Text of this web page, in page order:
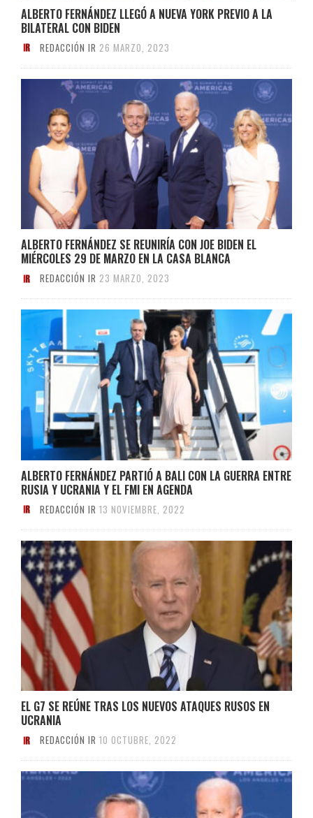
ALBERTO FERNÁNDEZ LLEGÓ A NUEVA YORK PREVIO A LA
BILATERAL CON BIDEN
REDACCIÓN IR 26 MARZO, 2023
ALBERTO FERNÁNDEZ SE REUNIRÍA CON JOE BIDEN EL
MIÉRCOLES 29 DE MARZO EN LA CASA BLANCA
REDACCIÓN IR 23 MARZO, 2023
ALBERTO FERNÁNDEZ PARTIÓ A BALI CON LA GUERRA ENTRE
RUSIA Y UCRANIA Y EL FMI EN AGENDA
REDACCIÓN IR 13 NOVIEMBRE, 2022
EL G7 SE REÚNE TRAS LOS NUEVOS ATAQUES RUSOS EN
UCRANIA
REDACCIÓN IR 10 OCTUBRE, 2022